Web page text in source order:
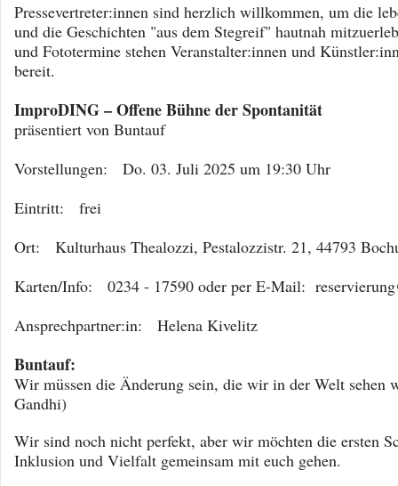
Pressevertreter:innen sind herzlich willkommen, um die
und die Geschichten "aus dem Stegreif" hautnah
und Fototermine stehen Veranstalter:innen und
bereit.
ImproDING – Offene Bühne der Spontanität
präsentiert von Buntauf
Vorstellungen: Do. 03. Juli 2025 um 19:30 Uhr
Eintritt: frei
Ort: Kulturhaus Thealozzi, Pestalozzistr. 21, 44793
Karten/Info: 0234 - 17590 oder per E-Mail:
Ansprechpartner:in: Helena Kivelitz
Buntauf:
Wir müssen die Änderung sein, die wir in der Welt sehen
Gandhi)
Wir sind noch nicht perfekt, aber wir möchten die ersten
Inklusion und Vielfalt gemeinsam mit euch gehen.